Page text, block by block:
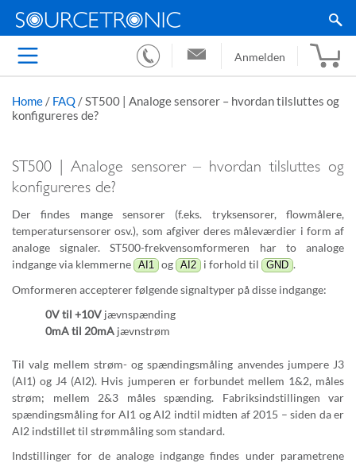
Anmelden
Home / FAQ / ST500 | Analoge sensorer – hvordan tilsluttes og
konfigureres de?
ST500 | Analoge sensorer – hvordan tilsluttes og
konfigureres de?
Der findes mange sensorer (f.eks. tryksensorer, flowmålere,
temperatursensorer osv.), som afgiver deres måleværdier i form af
analoge signaler. ST500-frekvensomformeren har to analoge
indgange via klemmerne
AI1 og AI2 i forhold til GND .
Omformeren accepterer følgende signaltyper på disse indgange:
0V til +10V jævnspænding
0mA til 20mA jævnstrøm
Til valg mellem strøm- og spændingsmåling anvendes jumpere J3
(AI1) og J4 (AI2). Hvis jumperen er forbundet mellem 1&2, måles
strøm; mellem 2&3 måles spænding. Fabriksindstillingen var
spændingsmåling for AI1 og AI2 indtil midten af 2015 – siden da er
AI2 indstillet til strømmåling som standard.
Indstillinger for de analoge indgange findes under parametrene